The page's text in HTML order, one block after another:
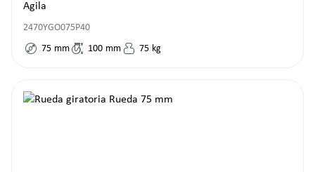
Agila
2470YGO075P40
75 mm 100 mm 75 kg